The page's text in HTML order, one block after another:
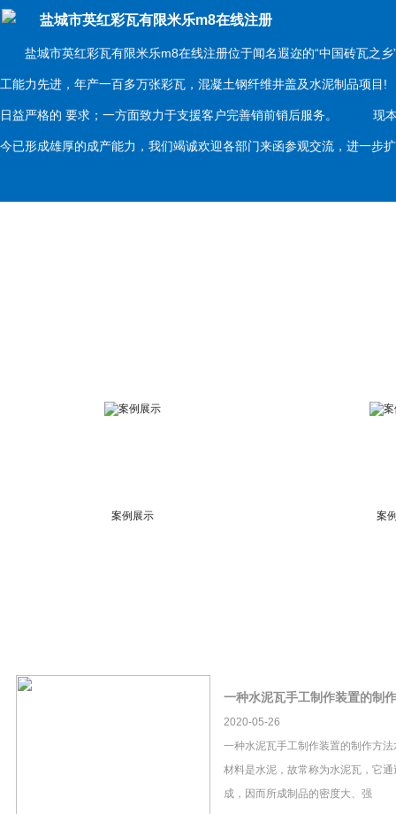
盐城市英红彩瓦有限米乐m8在线注册
盐城市英红彩瓦有限米乐m8在线注册位于闻名遐迩的“中国砖瓦之乡
工能力先进，年产一百多万张彩瓦，混凝土钢纤维井盖及水泥制品项
日益严格的 要求；一方面致力于支援客户完善销前销后服务。 现本
今已形成雄厚的成产能力，我们竭诚欢迎各部门来函参观交流，进一
案例展示 案
一种水泥瓦手工制作装置的制
2020-05-26
一种水泥瓦手工制作装置的制作方
材料是水泥，故常称为水泥瓦，它
成，因而所成制品的密度大、强